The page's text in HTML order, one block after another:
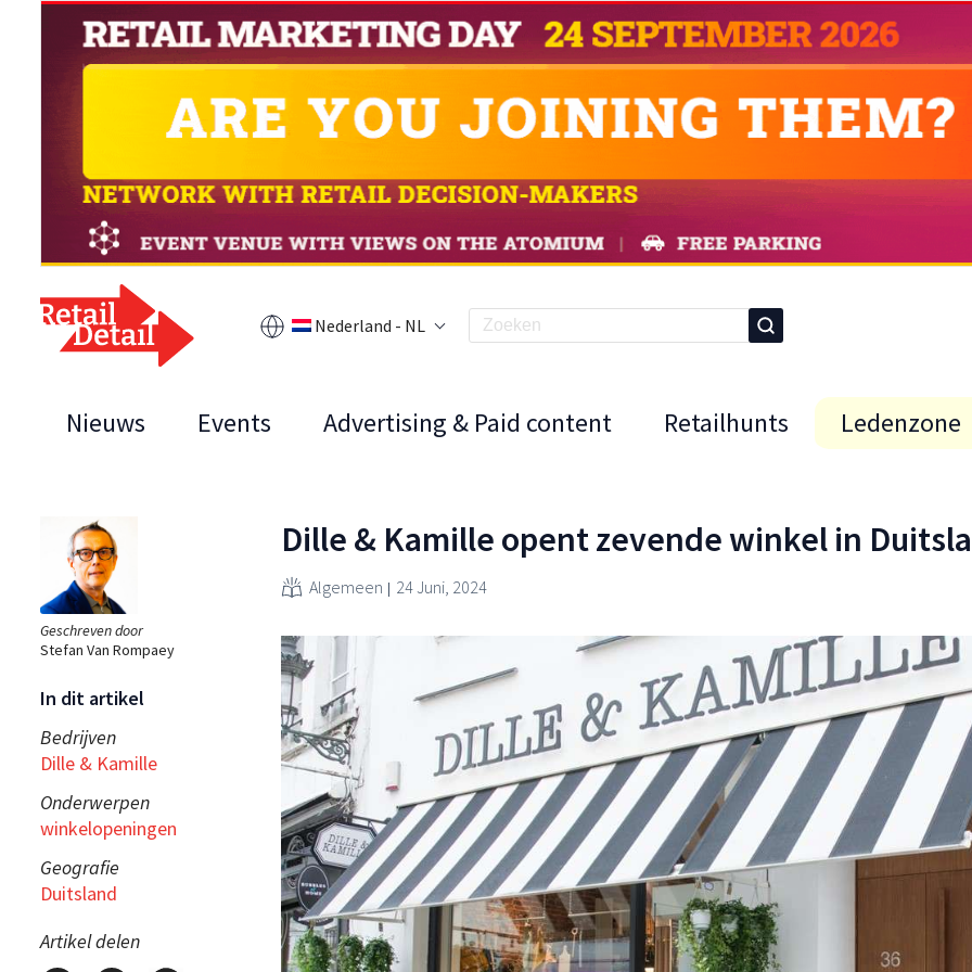
Nederland - NL
Nieuws Events Advertising & Paid content Retailhunts Ledenzone
Geschreven door
Stefan Van Rompaey
In dit artikel
Bedrijven
Dille & Kamille
Onderwerpen
winkelopeningen
Geografie
Duitsland
Artikel delen
Dille & Kamille opent zevende winkel in
Algemeen 24 Juni, 2024